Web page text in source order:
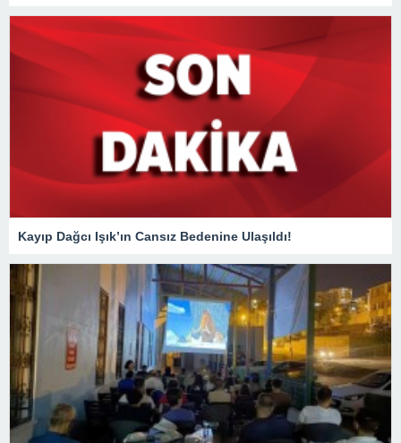
Kayıp Dağcı Işık’ın Cansız Bedenine Ulaşıldı!